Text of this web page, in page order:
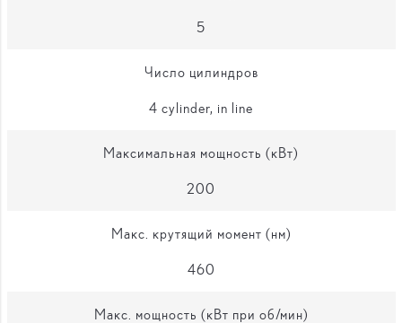
5
Число цилиндров
4 cylinder, in line
Максимальная мощность (кВт)
200
Макс. крутящий момент (нм)
460
Макс. мощность (кВт при об/мин)